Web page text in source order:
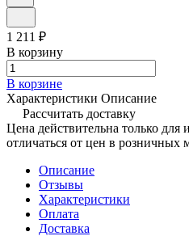
1 211 ₽
В корзину
В корзине
Характеристики Описание
Рассчитать доставку
Цена действительна только для
отличаться от цен в розничных
Описание
Отзывы
Характеристики
Оплата
Доставка